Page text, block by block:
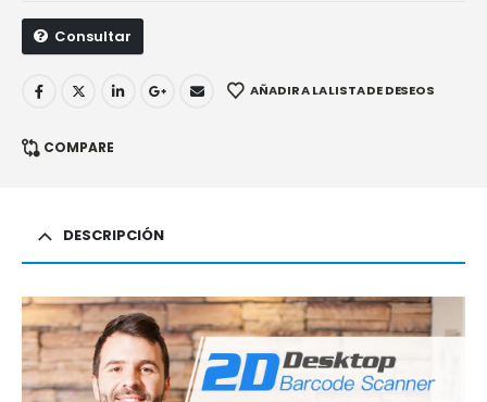
Consultar
AÑADIR A LA LISTA DE DESEOS
COMPARE
DESCRIPCIÓN